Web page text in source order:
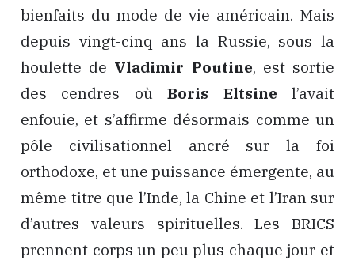
bienfaits du mode de vie américain. Mais
depuis vingt-cinq ans la Russie, sous la
houlette de Vladimir Poutine, est sortie
des cendres oùBoris Eltsine l’avait
enfouie, et s’affirme désormais comme un
pôle civilisationnel ancré sur la foi
orthodoxe, et une puissance émergente, au
même titre que l’Inde, la Chine et l’Iran sur
d’autres valeurs spirituelles. Les BRICS
prennent corps un peu plus chaque jour et